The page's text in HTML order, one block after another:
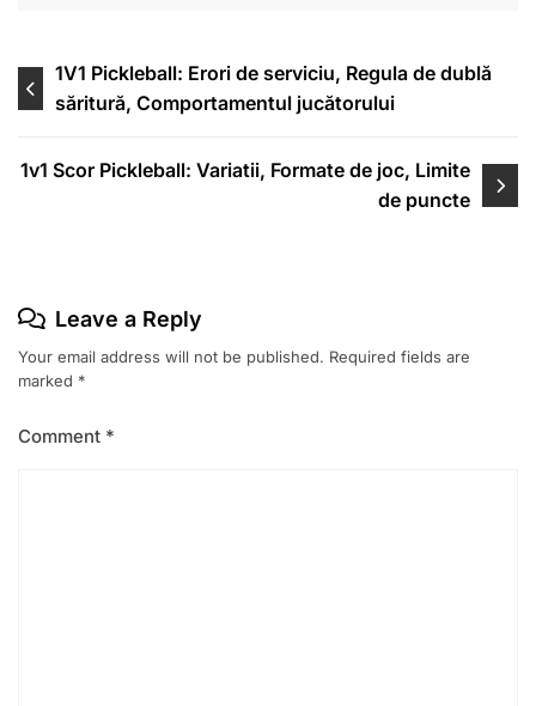
Post
navigation
1V1 Pickleball: Erori de serviciu, Regula de dublă
săritură, Comportamentul jucătorului
1v1 Scor Pickleball: Variatii, Formate de joc, Limite
de puncte
Leave a Reply
Your email address will not be published. Required fields are
marked *
Comment *